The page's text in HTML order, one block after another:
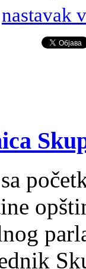
nastavak